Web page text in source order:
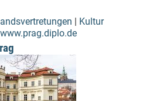
| Kultur
www.prag.diplo.de